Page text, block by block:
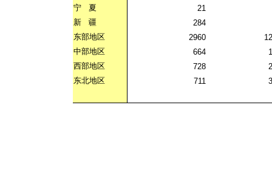
宁
夏
21
新
疆
284
东部地区
2960
中部地区
664
西部地区
728
东北地区
711